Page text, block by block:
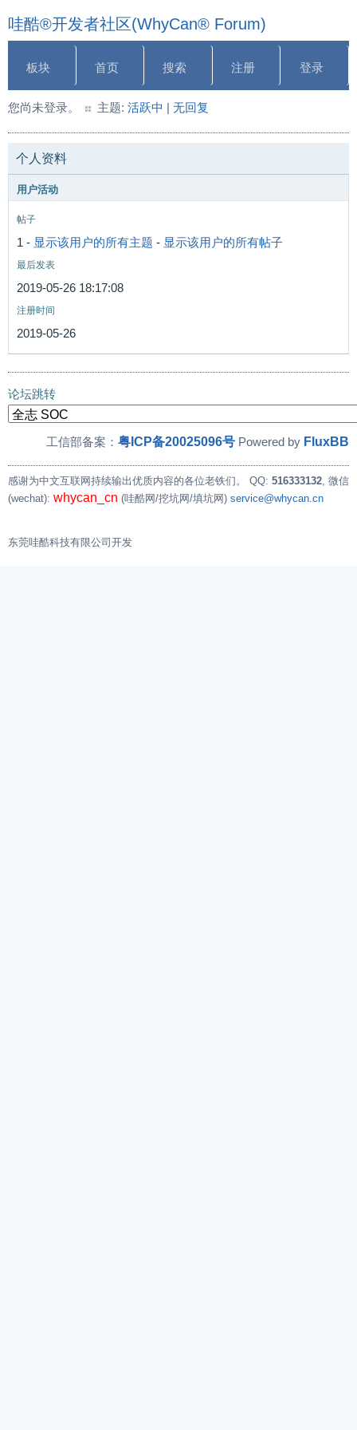
哇酷®开发者社区(WhyCan® Forum)
板块 首页 搜索 注册 登录
您尚未登录。 主题: 活跃中 | 无回复
个人资料
用户活动
帖子
1 - 显示该用户的所有主题 - 显示该用户的所有帖子
最后发表
2019-05-26 18:17:08
注册时间
2019-05-26
论坛跳转
工信部备案： 粤ICP备20025096号 Powered by FluxBB
感谢为中文互联网持续输出优质内容的各位老铁们。 QQ: 516333132, 微信
(wechat): whycan_cn (哇酷网/挖坑网/填坑网) service@whycan.cn
东莞哇酷科技有限公司开发